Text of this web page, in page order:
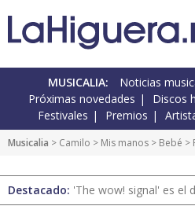
MUSICALIA: Noticias
Próximas novedades
Discos
Festivales
Premios
Musicalia > Camilo > Mis manos > Bebé >
Destacado: 'The wow! signal' es el